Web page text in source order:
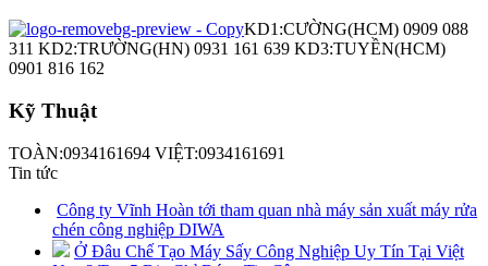
KD1:CƯỜNG(HCM) 0909 088
311 KD2:TRƯỜNG(HN) 0931 161 639 KD3:TUYỀN(HCM)
0901 816 162
Kỹ Thuật
TOÀN:0934161694 VIỆT:0934161691
Tin tức
Công ty Vĩnh Hoàn tới tham quan nhà máy sản xuất máy rửa
chén công nghiệp DIWA
Ở Đâu Chế Tạo Máy Sấy Công Nghiệp Uy Tín Tại Việt